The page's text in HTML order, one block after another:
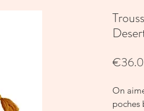
On
poches